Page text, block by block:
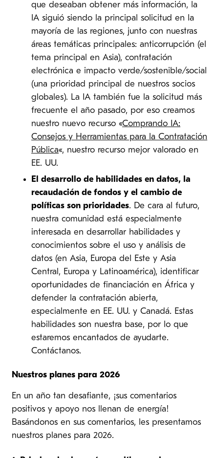
que deseaban obtener más información, la
IA siguió siendo la principal solicitud en la
mayoría de las regiones, junto con nuestras
áreas temáticas principales: anticorrupción (el
tema principal en Asia), contratación
electrónica e impacto verde/sostenible/social
(una prioridad principal de nuestros socios
globales). La IA también fue la solicitud más
frecuente el año pasado, por eso creamos
nuestro nuevo recurso «Comprando IA:
Consejos y Herramientas para la Contratación
Pública«, nuestro recurso mejor valorado en
EE. UU.
El desarrollo de habilidades en datos, la
recaudación de fondos y el cambio de
políticas son prioridades. De cara al futuro,
nuestra comunidad está especialmente
interesada en desarrollar habilidades y
conocimientos sobre el uso y análisis de
datos (en Asia, Europa del Este y Asia
Central, Europa y Latinoamérica), identificar
oportunidades de financiación en África y
defender la contratación abierta,
especialmente en EE. UU. y Canadá. Estas
habilidades son nuestra base, por lo que
estaremos encantados de ayudarte.
Contáctanos.
Nuestros planes para 2026
En un año tan desafiante, ¡sus comentarios
positivos y apoyo nos llenan de energía!
Basándonos en sus comentarios, les presentamos
nuestros planes para 2026.